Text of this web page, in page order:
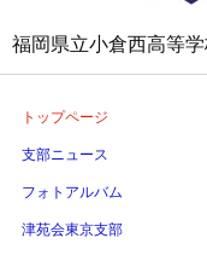
津苑
福岡県立小倉西高等
トップページ
支部ニュース
フォトアルバム
津苑会東京支部